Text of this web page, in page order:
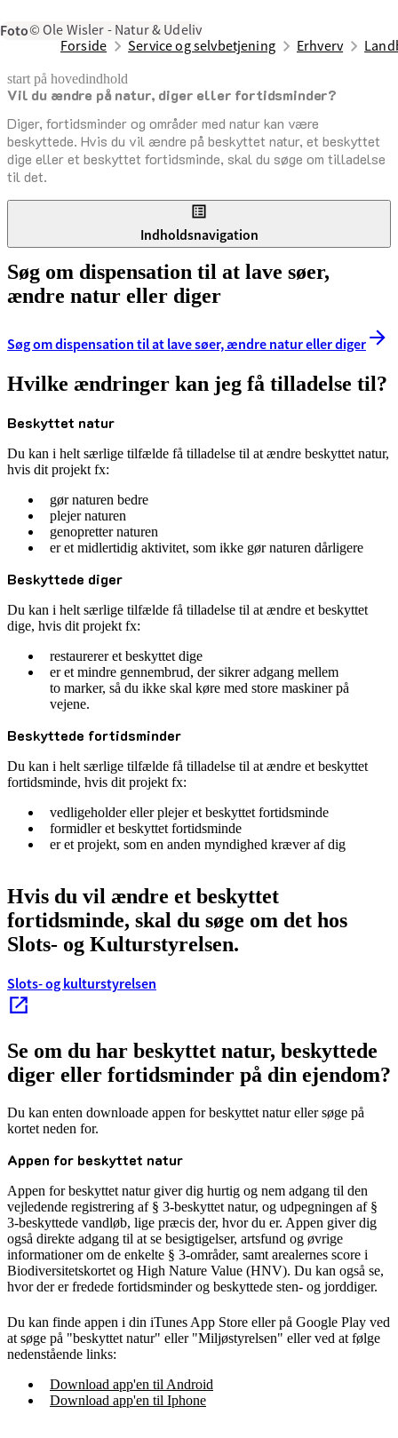
Foto© Ole Wisler - Natur & Udeliv
Forside
Service og selvbetjening Erhverv
start på hovedindhold
Vil du ændre på natur, diger eller fortidsminder?
Diger, fortidsminder og områder med natur kan være
beskyttede. Hvis du vil ændre på beskyttet natur, et beskyttet
dige eller et beskyttet fortidsminde, skal du søge om tilladelse
til det.
senest opdateret 28. april 2025
Indholdsnavigation
Søg om dispensation til at lave søer,
ændre natur eller diger
Søg om dispensation til at lave søer, ændre natur eller diger
Hvilke ændringer kan jeg få tilladelse til?
Beskyttet natur
Du kan i helt særlige tilfælde få tilladelse til at ændre beskyttet natur,
hvis dit projekt fx:
gør naturen bedre
plejer naturen
genopretter naturen
er et midlertidig aktivitet, som ikke gør naturen dårligere
Beskyttede diger
Du kan i helt særlige tilfælde få tilladelse til at ændre et beskyttet
dige, hvis dit projekt fx:
restaurerer et beskyttet dige
er et mindre gennembrud, der sikrer adgang mellem
to marker, så du ikke skal køre med store maskiner på
vejene.
Beskyttede fortidsminder
Du kan i helt særlige tilfælde få tilladelse til at ændre et beskyttet
fortidsminde, hvis dit projekt fx:
vedligeholder eller plejer et beskyttet fortidsminde
formidler et beskyttet fortidsminde
er et projekt, som en anden myndighed kræver af dig
Hvis du vil ændre et beskyttet
fortidsminde, skal du søge om det hos
Slots- og Kulturstyrelsen.
Slots- og kulturstyrelsen
Se om du har beskyttet natur, beskyttede
diger eller fortidsminder på din ejendom?
Du kan enten downloade appen for beskyttet natur eller søge på
kortet neden for.
Appen for beskyttet natur
Appen for beskyttet natur giver dig hurtig og nem adgang til den
vejledende registrering af § 3-beskyttet natur, og udpegningen af §
3-beskyttede vandløb, lige præcis der, hvor du er. Appen giver dig
også direkte adgang til at se besigtigelser, artsfund og øvrige
informationer om de enkelte § 3-områder, samt arealernes score i
Biodiversitetskortet og High Nature Value (HNV). Du kan også se,
hvor der er fredede fortidsminder og beskyttede sten- og jorddiger.
Du kan finde appen i din iTunes App Store eller på Google Play ved
at søge på "beskyttet natur" eller "Miljøstyrelsen" eller ved at følge
nedenstående links:
Download app'en til Android
Download app'en til Iphone